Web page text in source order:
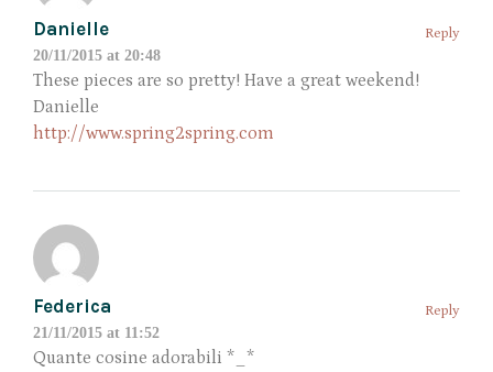
Danielle
20/11/2015 at 20:48
Reply
These pieces are so pretty! Have a great weekend!
Danielle
http://www.spring2spring.com
Federica
21/11/2015 at 11:52
Reply
Quante cosine adorabili *_*